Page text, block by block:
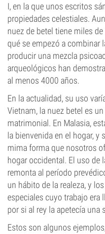
I, en la que unos escritos
propiedades celestiales.
nuez de betel tiene miles
qué se empezó a combinar
producir una mezcla
arqueológicos han
al menos 4000 años.
En la actualidad, su uso
Vietnam, la nuez betel es
matrimonial. En Malasia,
la bienvenida en el hogar, y
mima forma que nosotros
hogar occidental. El uso de
remonta al período
un hábito de la realeza, y
especiales cuyo trabajo era
por si al rey la apetecía una
Estos son algunos